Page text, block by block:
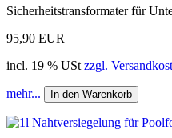
Sicherheitstransformater für
95,90 EUR
incl. 19 % USt zzgl.
mehr... In den Warenkorb